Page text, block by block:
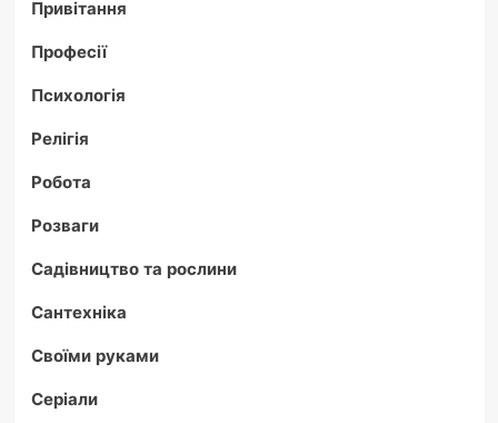
Привітання
Професії
Психологія
Релігія
Робота
Розваги
Садівництво та рослини
Сантехніка
Своїми руками
Серіали